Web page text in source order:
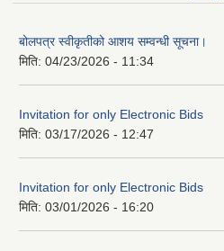
बोलपत्र स्वीकृतीको आशय सम्वन्धी सूचना।
मिति: 04/23/2026 - 11:34
Invitation for only Electronic Bids
मिति: 03/17/2026 - 12:47
Invitation for only Electronic Bids
मिति: 03/01/2026 - 16:20